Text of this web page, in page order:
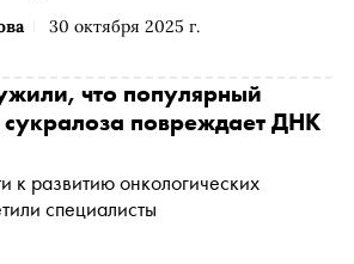
30 октября 2025 г.
что популярный
сукралоза повреждает ДНК
к развитию онкологических
специалисты